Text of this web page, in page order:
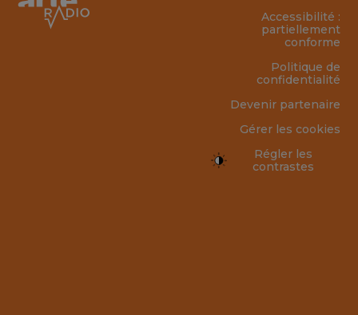
Accessibilité :
partiellement
conforme
Politique de
confidentialité
Devenir partenaire
Gérer les cookies
Régler les
contrastes